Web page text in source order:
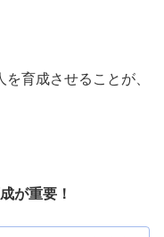
育成させることが、
が重要！